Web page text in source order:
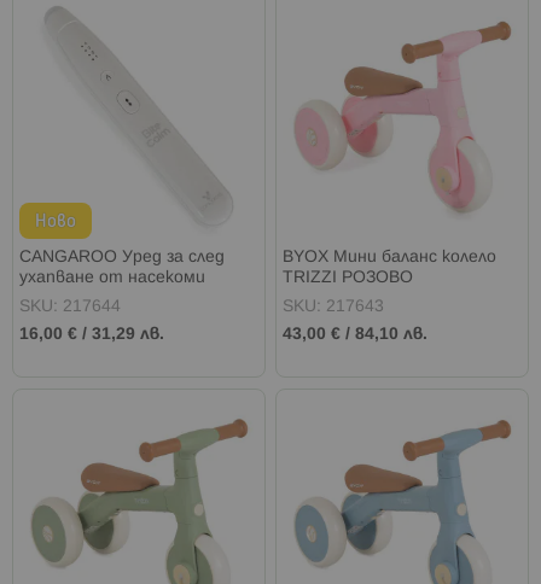
Ново
CANGAROO Уред за след
ухапване от насекоми
BITECALM
SKU: 217644
16,00 € / 31,29 лв.
BYOX Мини баланс колело
TRIZZI РОЗОВО
SKU: 217643
43,00 € /84,10 лв.